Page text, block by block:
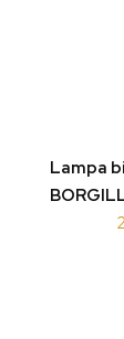
Lampa